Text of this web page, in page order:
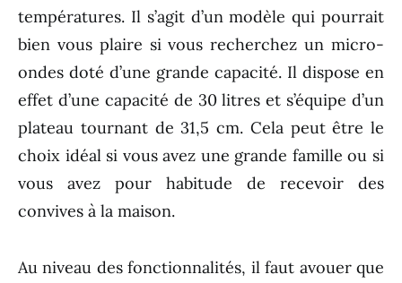
températures. Il s’agit d’un modèle qui pourrait
bien vous plaire si vous recherchez un micro-
ondes doté d’une grande capacité. Il dispose en
effet d’une capacité de 30 litres et s’équipe d’un
plateau tournant de 31,5 cm. Cela peut être le
choix idéal si vous avez une grande famille ou si
vous avez pour habitude de recevoir des
convives à la maison.
Au niveau des fonctionnalités, il faut avouer que